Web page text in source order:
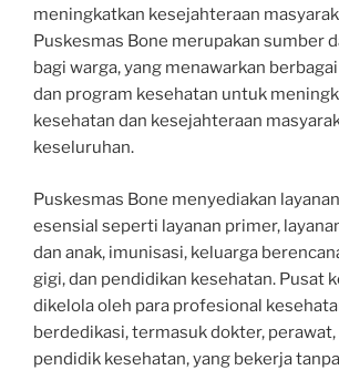
meningkatkan kesejahteraan
Puskesmas Bone merupakan sumber
bagi warga, yang menawarkan
dan program kesehatan untuk
kesehatan dan kesejahteraan
keseluruhan.
Puskesmas Bone menyediakan
esensial seperti layanan primer,
dan anak, imunisasi, keluarga
gigi, dan pendidikan kesehatan. Pusat
dikelola oleh para profesional
berdedikasi, termasuk dokter, perawat,
pendidik kesehatan, yang bekerja